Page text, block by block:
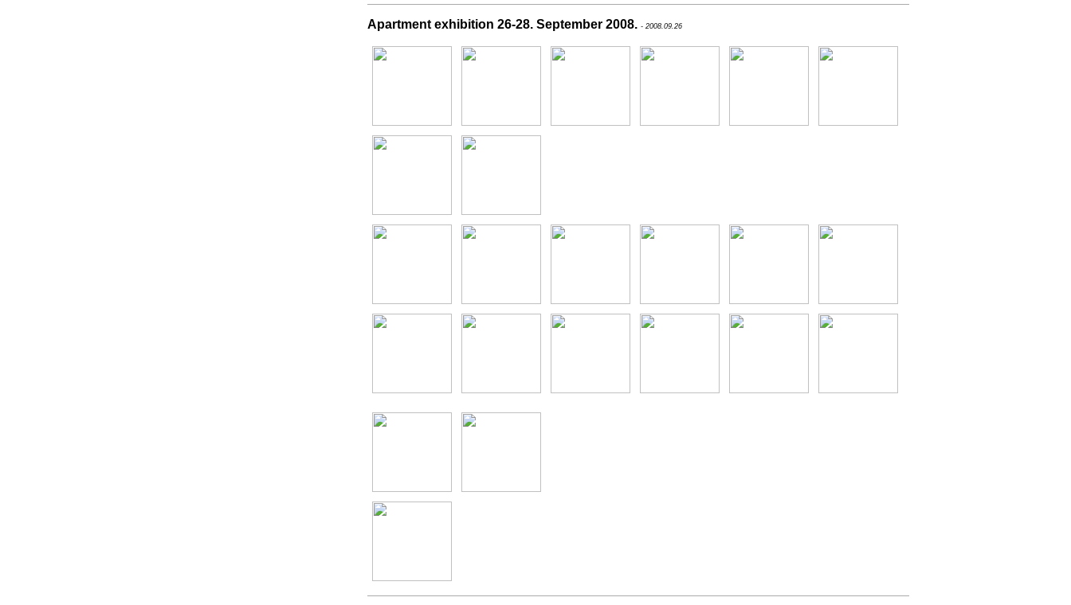
Apartment exhibition 26-28. September 2008. - 2008.09.26